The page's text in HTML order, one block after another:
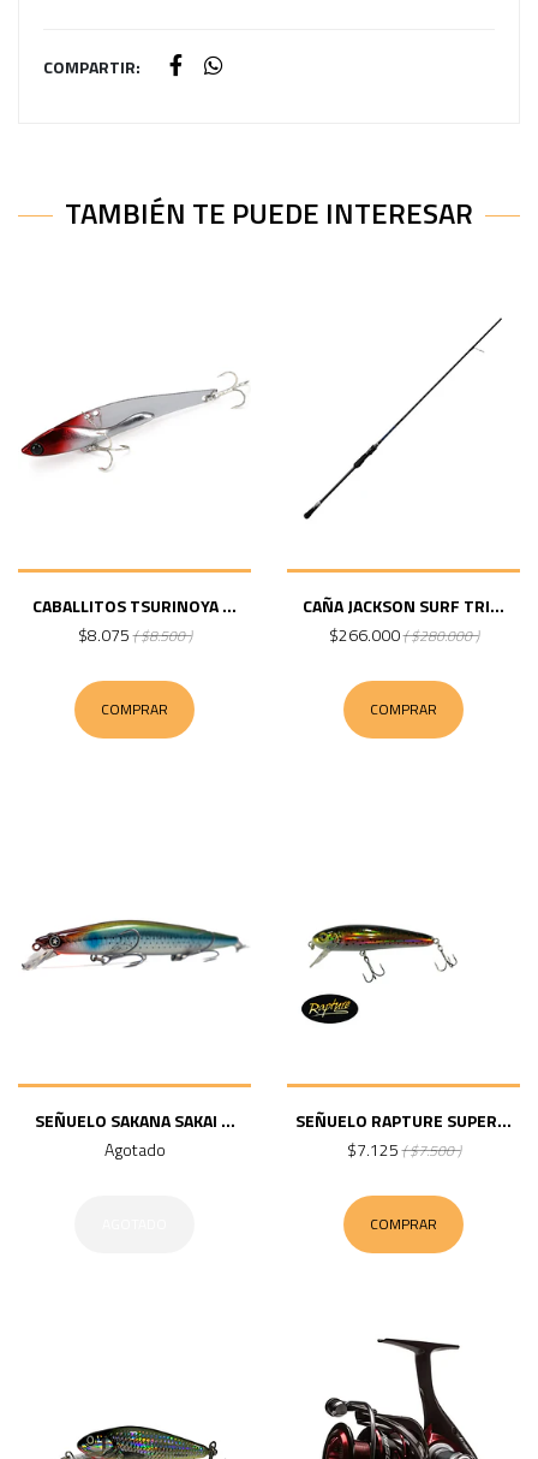
COMPARTIR:
TAMBIÉN TE PUEDE INTERESAR
CABALLITOS TSURINOYA ...
$8.075( $8.500 )
COMPRAR
CAÑA JACKSON SURF TRI...
$266.000( $280.000 )
COMPRAR
SEÑUELO SAKANA SAKAI ...
Agotado
SEÑUELO RAPTURE SUPER...
$7.125( $7.500 )
COMPRAR